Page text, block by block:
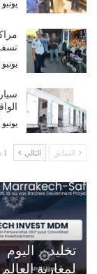
يونيو 5, 2026
يونيو 4, 2026
يونيو 3, 2026
السابق التالي 1 من 204
تخليد
لمغاربة العالم